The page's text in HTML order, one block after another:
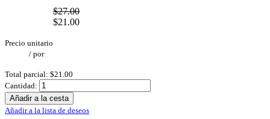
$27.00
$21.00
Precio unitario
/ por
Total parcial: $21.00
Cantidad:
Añadir a la cesta
Añadir a la lista de deseos